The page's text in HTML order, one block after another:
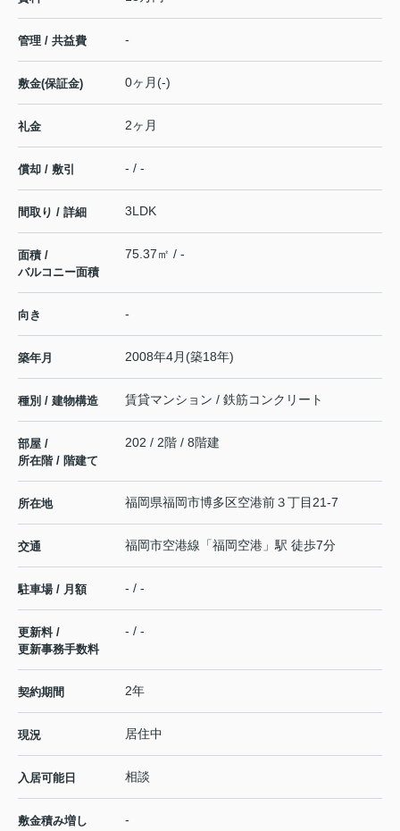
管理 / 共益費 -
敷金(保証金) 0ヶ月(-)
礼金 2ヶ月
償却 / 敷引 - / -
間取り / 詳細 3LDK
面積 /
バルコニー面積
75.37㎡ / -
向き -
築年月 2008年4月(築18年)
種別 / 建物構造 賃貸マンション / 鉄筋コンクリート
部屋 /
所在階 / 階建て
202 / 2階 / 8階建
所在地 福岡県福岡市博多区空港前３丁目21-7
交通 福岡市空港線 「福岡空港 」駅 徒歩7分
駐車場 / 月額 - / -
更新料 /
更新事務手数料
- / -
契約期間 2年
現況 居住中
入居可能日 相談
敷金積み増し -